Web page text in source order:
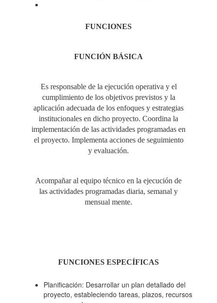
FUNCIONES
FUNCIÓN BÁSICA
Es responsable de la ejecución operativa y el
cumplimiento de los objetivos previstos y la
aplicación adecuada de los enfoques y estrategias
institucionales en dicho proyecto. Coordina la
implementación de las actividades programadas en
el proyecto. Implementa acciones de seguimiento
y evaluación.
Acompañar al equipo técnico en la ejecución de
las actividades programadas diaria, semanal y
mensual mente.
FUNCIONES ESPECÍFICAS
Planificación: Desarrollar un plan detallado del
proyecto, estableciendo tareas, plazos, recursos